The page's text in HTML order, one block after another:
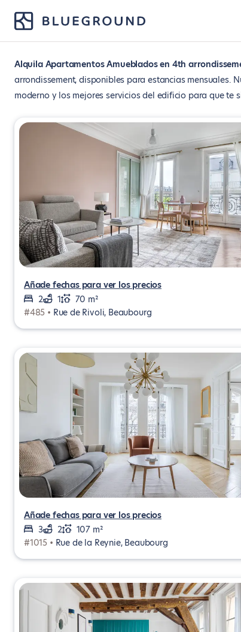
Alquila Apartamentos Amueblados en 4th
arrondissement, disponibles para estancias mensuales.
moderno y los mejores servicios del edificio para que te
Añade fechas para ver los precios
2
1
70 m²
#485 • Rue de Rivoli, Beaubourg
Añade fechas para ver los precios
3
2
107 m²
#1015 • Rue de la Reynie, Beaubourg